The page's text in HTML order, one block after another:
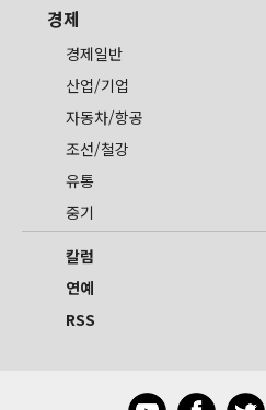
경제
경제일반
산업/기업
자동차/항공
조선/철강
유통
중기
칼럼
연예
RSS